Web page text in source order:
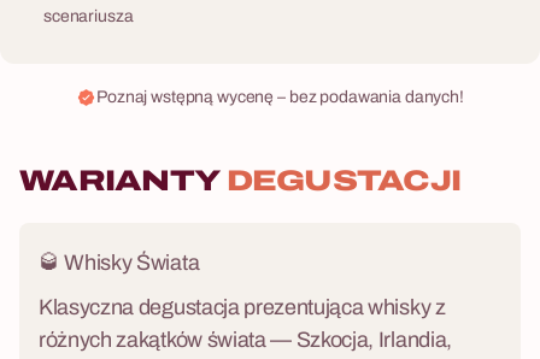
WARIANTY DEGUSTACJI
🥃 Whisky Świata
Klasyczna degustacja prezentująca whisky z
różnych zakątków świata — Szkocja, Irlandia,
scenariusza
Poznaj wstępną wycenę – bez podawania danych!